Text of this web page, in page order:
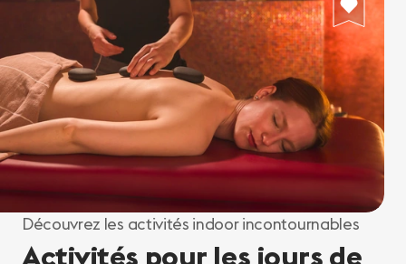
Découvrez les activités indoor incontournables
Activités pour les jours de